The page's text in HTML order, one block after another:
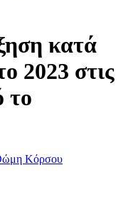
κατά
2023 στις
το
Κόρσου